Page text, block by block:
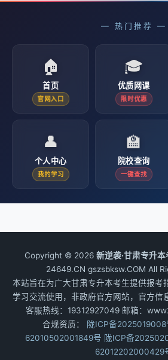
— 热门推荐 —
🏠
首页
官网入口
🎓
优质网课
限时优惠
👤
个人中心
我的学习
🏫
院校查询
一键查找
Copyright © 2026 新逆袭·甘肃专升
24649.CN gszsbksw.COM All
本站旨在为广大甘肃专升本考生提供报考
学习交流使用，非政府官方网站，官方信
客服热线：19312927049 邮箱：
合规资质：
陇ICP备2025019008
62010502001849号 陇ICP备
62012202000429